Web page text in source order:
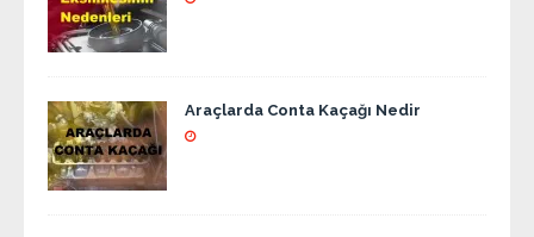
Araçlarda Conta Kaçağı Nedir